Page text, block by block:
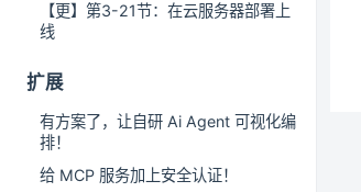
【更】第3-21节：在云服务器部署上
线
扩展
有方案了，让自研 Ai Agent 可视化编
排！
给 MCP 服务加上安全认证！